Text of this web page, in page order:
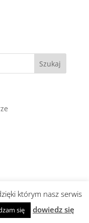
abami
którym nasz serwis
się
dowiedz się